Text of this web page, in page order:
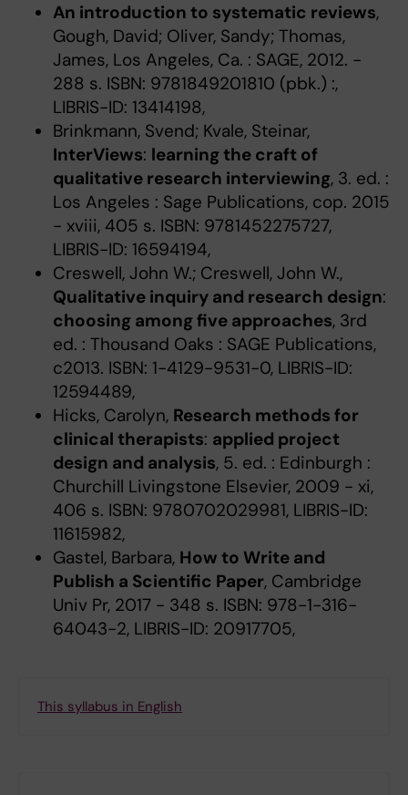
An introduction to systematic reviews,
Gough, David; Oliver, Sandy; Thomas,
James, Los Angeles, Ca. : SAGE, 2012. -
288 s. ISBN: 9781849201810 (pbk.) :,
LIBRIS-ID: 13414198,
Brinkmann, Svend; Kvale, Steinar,
InterViews: learning the craft of
qualitative research interviewing, 3. ed. :
Los Angeles : Sage Publications, cop. 2015
- xviii, 405 s. ISBN: 9781452275727,
LIBRIS-ID: 16594194,
Creswell, John W.; Creswell, John W.,
Qualitative inquiry and research design:
choosing among five approaches, 3rd
ed. : Thousand Oaks : SAGE Publications,
c2013. ISBN: 1-4129-9531-0, LIBRIS-ID:
12594489,
Hicks, Carolyn, Research methods for
clinical therapists: applied project
design and analysis, 5. ed. : Edinburgh :
Churchill Livingstone Elsevier, 2009 - xi,
406 s. ISBN: 9780702029981, LIBRIS-ID:
11615982,
Gastel, Barbara, How to Write and
Publish a Scientific Paper, Cambridge
Univ Pr, 2017 - 348 s. ISBN: 978-1-316-
64043-2, LIBRIS-ID: 20917705,
This syllabus in English